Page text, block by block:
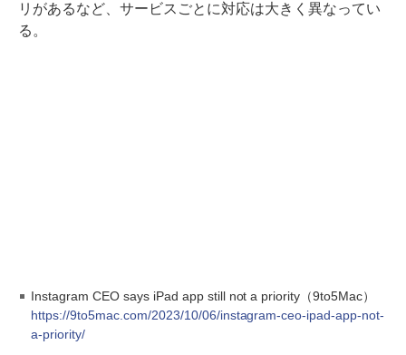
リがあるなど、サービスごとに対応は大きく異なってい
る。
Instagram CEO says iPad app still not a priority（9to5Mac）
https://9to5mac.com/2023/10/06/instagram-ceo-ipad-app-not-
a-priority/